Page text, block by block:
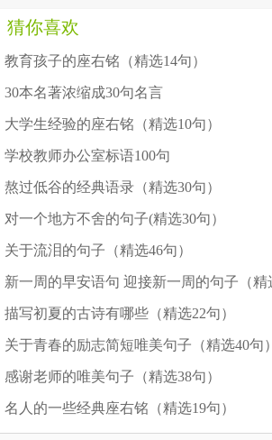
猜你喜欢
教育孩子的座右铭（精选14句）
30本名著浓缩成30句名言
大学生经验的座右铭（精选10句）
学校教师办公室标语100句
熬过低谷的经典语录（精选30句）
对一个地方不舍的句子(精选30句）
关于流泪的句子（精选46句）
描写初夏的古诗有哪些（精选22句）
关于青春的励志简短唯美句子（精选40句）
感谢老师的唯美句子（精选38句）
名人的一些经典座右铭（精选19句）